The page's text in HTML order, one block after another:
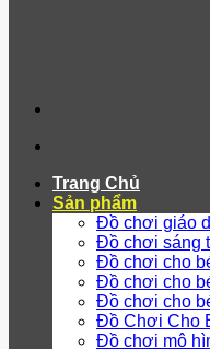
Trang Chủ
Sản phẩm
Đồ chơi giáo
Đồ chơi sáng
Đồ chơi cho
Đồ chơi cho
Đồ chơi cho
Đồ Chơi Cho
Đồ chơi mô